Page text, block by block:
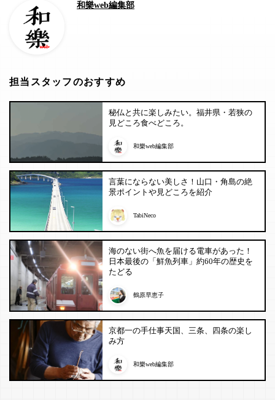
和樂web編集部
担当スタッフのおすすめ
秘仏と共に楽しみたい。福井県・若狭の
見どころ食べどころ。
和樂web編集部
言葉にならない美しさ！山口・角島の絶
景ポイントや見どころを紹介
TabiNeco
海のない街へ魚を届ける電車があった！
日本最後の「鮮魚列車」約60年の歴史を
たどる
鶴原早恵子
京都一の手仕事天国、三条、四条の楽し
み方
和樂web編集部